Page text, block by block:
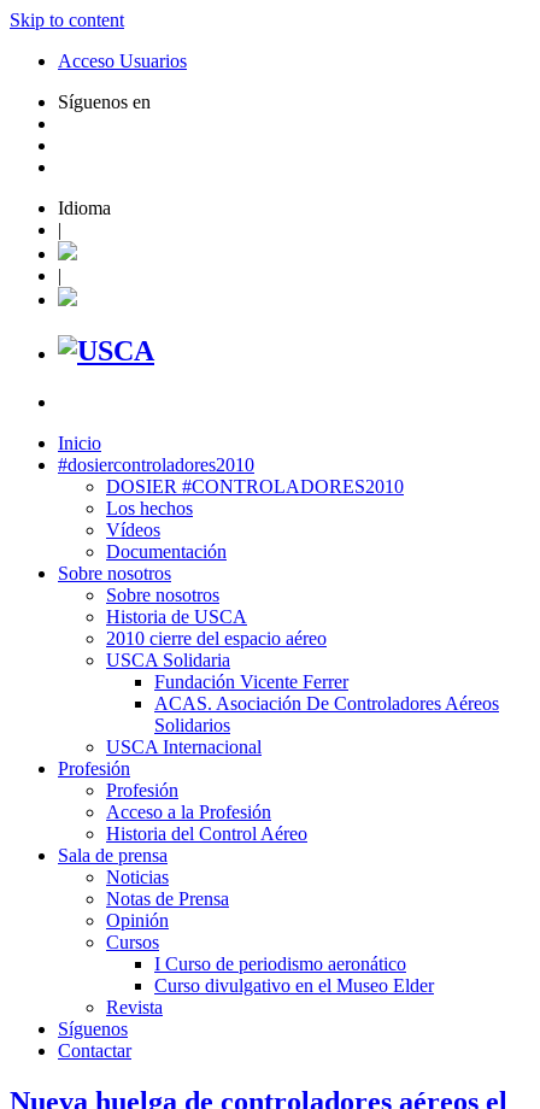
Skip to content
Acceso Usuarios
Síguenos en
Idioma
|
|
Inicio
#dosiercontroladores2010
DOSIER #CONTROLADORES2010
Los hechos
Vídeos
Documentación
Sobre nosotros
Sobre nosotros
Historia de USCA
2010 cierre del espacio aéreo
USCA Solidaria
Fundación Vicente Ferrer
ACAS. Asociación De Controladores Aéreos
Solidarios
USCA Internacional
Profesión
Profesión
Acceso a la Profesión
Historia del Control Aéreo
Sala de prensa
Noticias
Notas de Prensa
Opinión
Cursos
I Curso de periodismo aeronático
Curso divulgativo en el Museo Elder
Revista
Síguenos
Contactar
Nueva huelga de controladores aéreos el